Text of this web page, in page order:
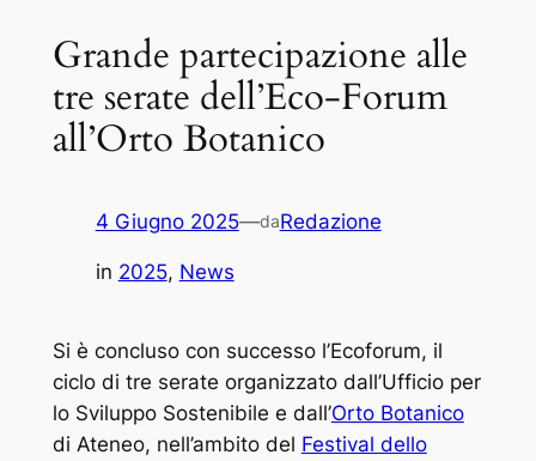
Grande partecipazione alle
tre serate dell’Eco-Forum
all’Orto Botanico
4 Giugno 2025—daRedazione
in 2025, News
Si è concluso con successo l’Ecoforum, il
ciclo di tre serate organizzato dall’Ufficio per
lo Sviluppo Sostenibile e dall’Orto Botanico
di Ateneo, nell’ambito del Festival dello